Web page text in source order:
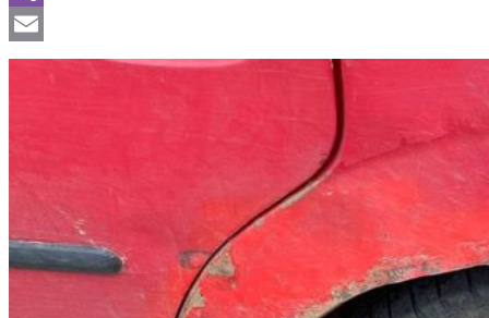
Viber
Email